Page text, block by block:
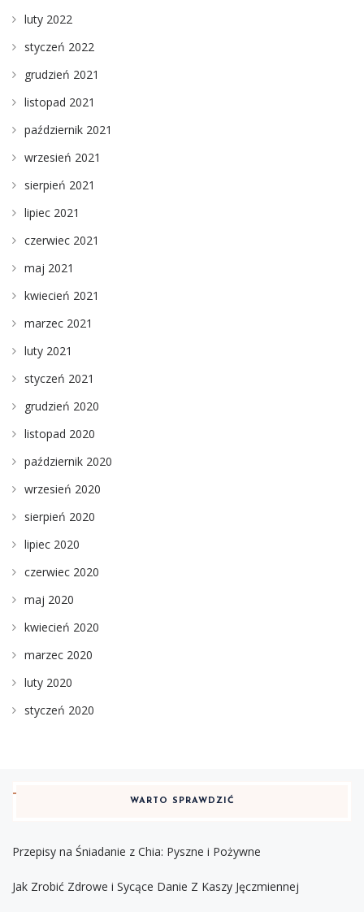
luty 2022
styczeń 2022
grudzień 2021
listopad 2021
październik 2021
wrzesień 2021
sierpień 2021
lipiec 2021
czerwiec 2021
maj 2021
kwiecień 2021
marzec 2021
luty 2021
styczeń 2021
grudzień 2020
listopad 2020
październik 2020
wrzesień 2020
sierpień 2020
lipiec 2020
czerwiec 2020
maj 2020
kwiecień 2020
marzec 2020
luty 2020
styczeń 2020
WARTO SPRAWDZIĆ
Przepisy na Śniadanie z Chia: Pyszne i Pożywne
Jak Zrobić Zdrowe i Sycące Danie Z Kaszy Jęczmiennej